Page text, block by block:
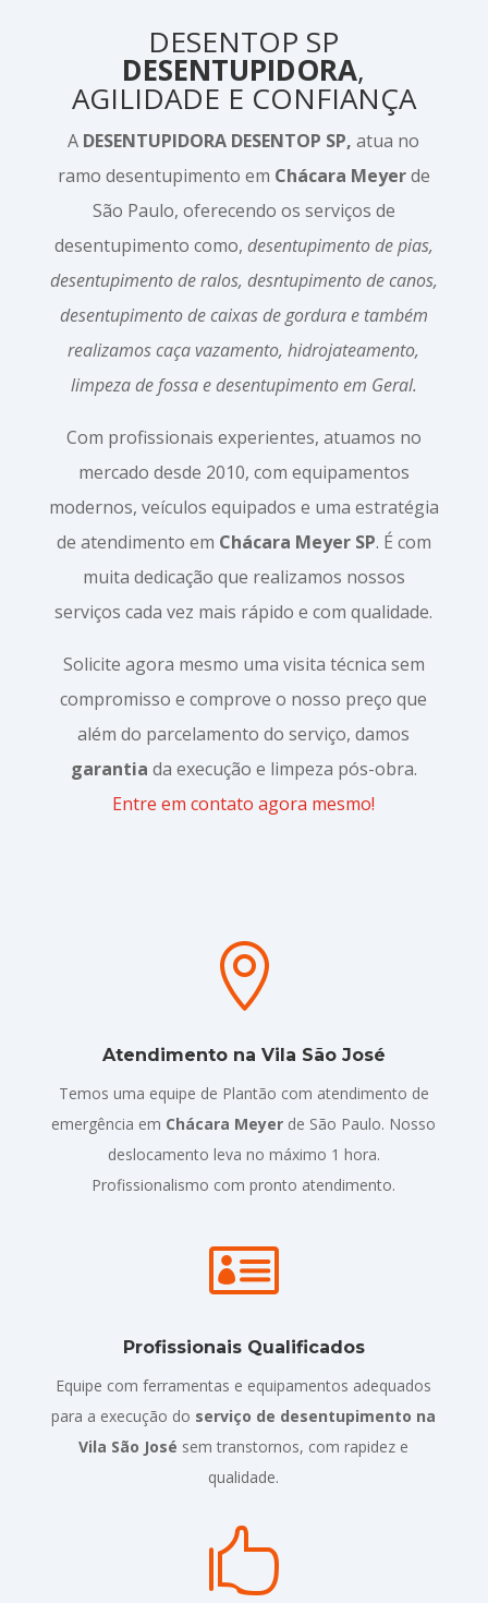
DESENTOP SP
DESENTUPIDORA,
AGILIDADE E CONFIANÇA
A DESENTUPIDORA DESENTOP SP,atua no
ramo desentupimento em Chácara Meyerde
São Paulo, oferecendo os serviços de
desentupimento como, desentupimento de pias,
desentupimento de ralos, desntupimento de canos,
desentupimento de caixas de gordura e também
realizamos caça vazamento, hidrojateamento,
limpeza de fossa e desentupimento em Geral.
Com profissionais experientes, atuamos no
mercado desde 2010, com equipamentos
modernos, veículos equipados e uma estratégia
de atendimento em Chácara Meyer SP. É com
muita dedicação que realizamos nossos
serviços cada vez mais rápido e com qualidade.
Solicite agora mesmo uma visita técnica sem
compromisso e comprove o nosso preço que
além do parcelamento do serviço, damos
garantia da execução e limpeza pós-obra.
Entre em contato agora mesmo!

Atendimento na Vila São José
Temos uma equipe de Plantão com atendimento de
emergência em Chácara Meyer de São Paulo. Nosso
deslocamento leva no máximo 1 hora.
Profissionalismo com pronto atendimento.

Profissionais Qualificados
Equipe com ferramentas e equipamentos adequados
para a execução do serviço de desentupimento na
Vila São José sem transtornos, com rapidez e
qualidade.
